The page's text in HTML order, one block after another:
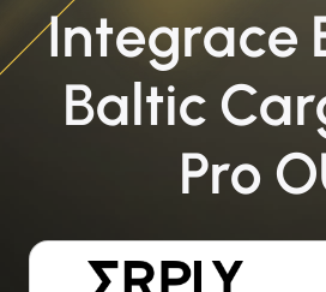
Integrace
Baltic
Pro